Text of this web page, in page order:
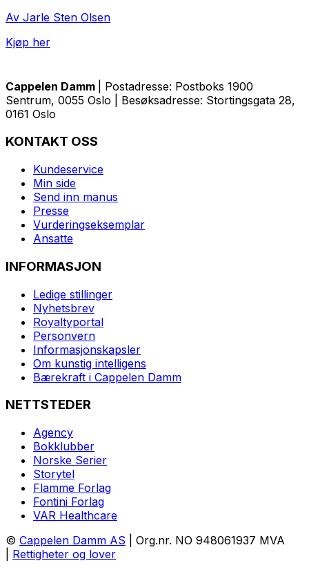
Av Jarle Sten Olsen
Kjøp her
Cappelen Damm
| Postadresse: Postboks 1900
Sentrum, 0055 Oslo | Besøksadresse: Stortingsgata 28,
0161 Oslo
KONTAKT OSS
Kundeservice
Min side
Send inn manus
Presse
Vurderingseksemplar
Ansatte
INFORMASJON
Ledige stillinger
Nyhetsbrev
Royaltyportal
Personvern
Informasjonskapsler
Om kunstig intelligens
Bærekraft i Cappelen Damm
NETTSTEDER
Agency
Bokklubber
Norske Serier
Storytel
Flamme Forlag
Fontini Forlag
VAR Healthcare
© Cappelen Damm AS | Org.nr. NO 948061937 MVA
Rettigheter og lover